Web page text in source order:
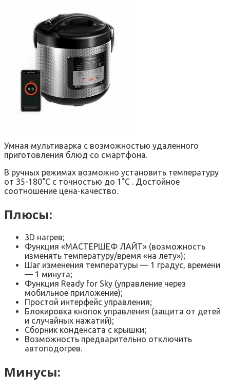
Умная мультиварка с возможностью удаленного
приготовления блюд со смартфона.
В ручных режимах возможно установить температуру
от 35-180°C с точностью до 1°C . Достойное
соотношение цена-качество.
Плюсы:
3D нагрев;
Функция «МАСТЕРШЕФ ЛАЙТ» (возможность
изменять температуру/время «на лету»);
Шаг изменения температуры — 1 градус, времени
— 1 минута;
Функция Ready for Sky (управление через
мобильное приложение);
Простой интерфейс управления;
Блокировка кнопок управления (защита от детей
и случайных нажатий);
Сборник конденсата с крышки;
Возможность предварительно отключить
автоподогрев.
Минусы: